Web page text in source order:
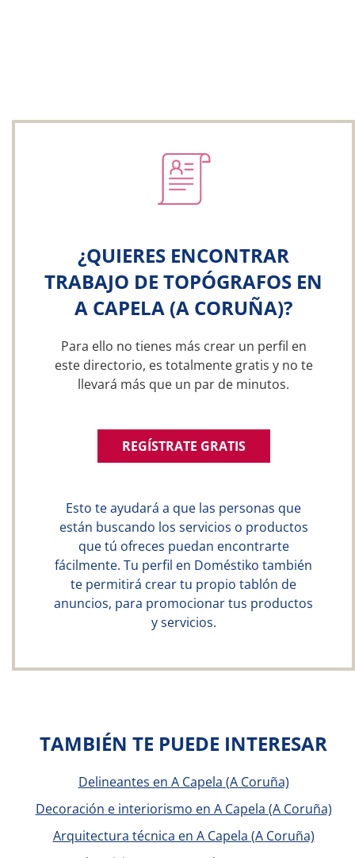
¿QUIERES ENCONTRAR
TRABAJO DE TOPÓGRAFOS EN
A CAPELA (A CORUÑA)?
Para ello no tienes más crear un perfil en
este directorio, es totalmente gratis y no te
llevará más que un par de minutos.
REGÍSTRATE GRATIS
Esto te ayudará a que las personas que
están buscando los servicios o productos
que tú ofreces puedan encontrarte
fácilmente. Tu perfil en Doméstiko también
te permitirá crear tu propio tablón de
anuncios, para promocionar tus productos
y servicios.
TAMBIÉN TE PUEDE INTERESAR
Delineantes en A Capela (A Coruña)
Decoración e interiorismo en A Capela (A Coruña)
Arquitectura técnica en A Capela (A Coruña)